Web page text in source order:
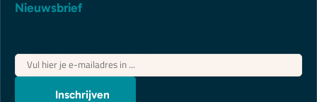
Nieuwsbrief
E-
mailadres*
Inschrijven